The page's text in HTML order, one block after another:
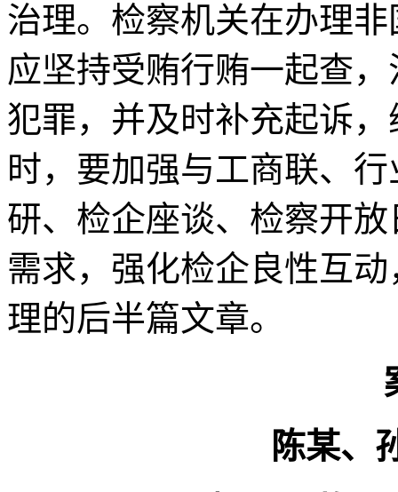
治理。检察机关在办理
应坚持受贿行贿一起查
犯罪，并及时补充起诉
时，要加强与工商联、
研、检企座谈、检察开
需求，强化检企良性互
理的后半篇文章。
陈某、孙